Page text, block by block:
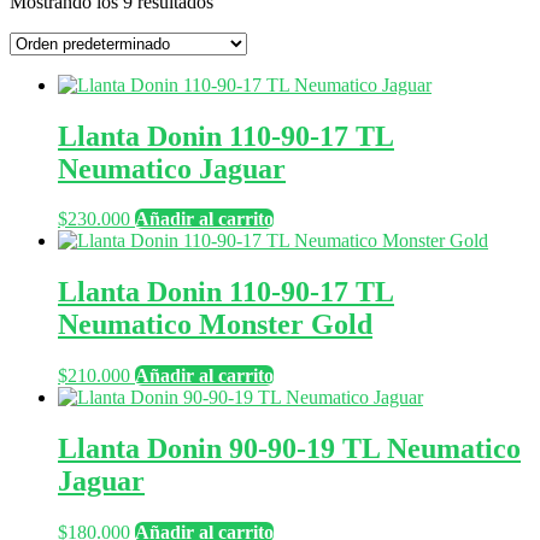
Llanta Donin 110-90-17 TL
Neumatico Jaguar
$230.000 Añadir al carrito
Llanta Donin 110-90-17 TL
Neumatico Monster Gold
$210.000 Añadir al carrito
Llanta Donin 90-90-19 TL Neumatico
Jaguar
$180.000 Añadir al carrito